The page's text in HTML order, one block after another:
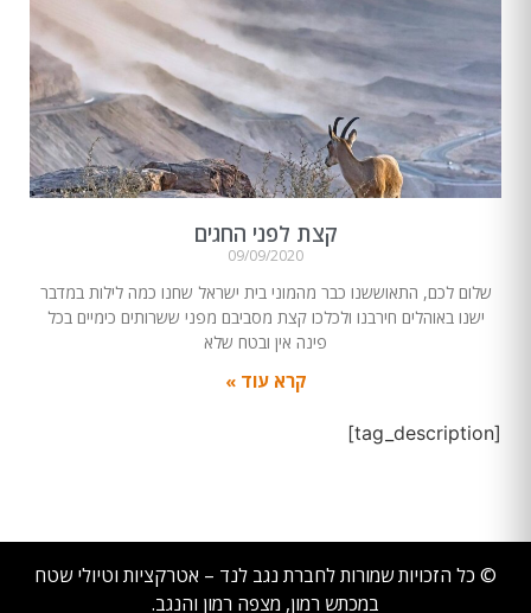
קצת לפני החגים
09/09/2020
שלום לכם, התאוששנו כבר מהמוני בית ישראל שחנו כמה לילות במדבר
ישנו באוהלים חירבנו ולכלכו קצת מסביבם מפני ששרותים כימיים בכל
פינה אין ובטח שלא
קרא עוד »
[tag_description]
© כל הזכויות שמורות לחברת נגב לנד – אטרקציות וטיולי שטח
במכתש רמון, מצפה רמון והנגב.